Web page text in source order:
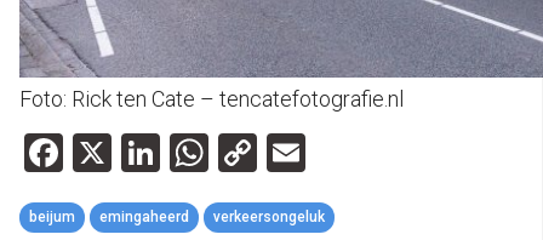
Foto: Rick ten Cate – tencatefotografie.nl
Facebook
X LinkedIn
WhatsApp
Copy
Link
beijum emingaheerd verkeersongeluk